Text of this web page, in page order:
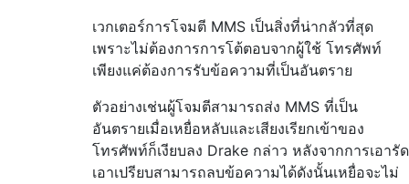
เวกเตอร์การโจมตี MMS เป็นสิ่งที่น่ากลัวที่สุด
เพราะไม่ต้องการการโต้ตอบจากผู้ใช้ โทรศัพท์
เพียงแค่ต้องการรับข้อความที่เป็นอันตราย
ตัวอย่างเช่นผู้โจมตีสามารถส่ง MMS ที่เป็น
อันตรายเมื่อเหยื่อหลับและเสียงเรียกเข้าของ
โทรศัพท์ก็เงียบลง Drake กล่าว หลังจากการเอารัด
เอาเปรียบสามารถลบข้อความได้ดังนั้นเหยื่อจะไม่